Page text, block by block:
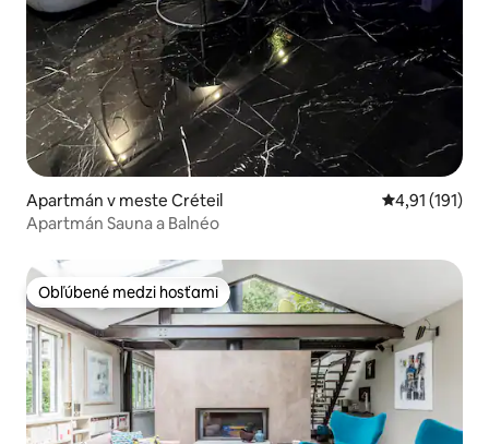
Apartmán v meste Créteil Priemerné
4,91 (191)
Apartmán Sauna a Balnéo
Obľúbené medzi hosťami
Obľúbené medzi hosťami